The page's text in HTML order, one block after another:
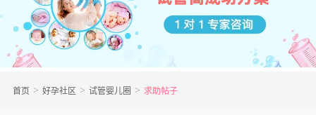
首页 好孕社区 试管婴儿圈 求助帖子